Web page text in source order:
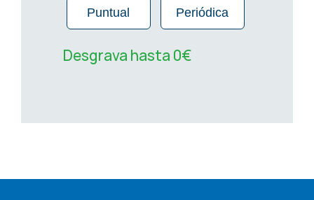
Puntual Periódica
Desgrava hasta 0€